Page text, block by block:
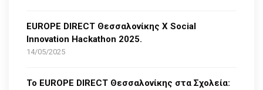
EUROPE DIRECT Θεσσαλονίκης Χ Social
Innovation Hackathon 2025.
14/05/2025
Το EUROPE DIRECT Θεσσαλονίκης στα Σχολεία: